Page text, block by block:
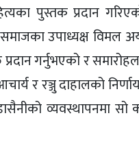
पुस्तक प्रदान
उपाध्यक्ष विमल
गर्नुभएको र
र रञ्जु दाहालको
व्यवस्थापनमा सो